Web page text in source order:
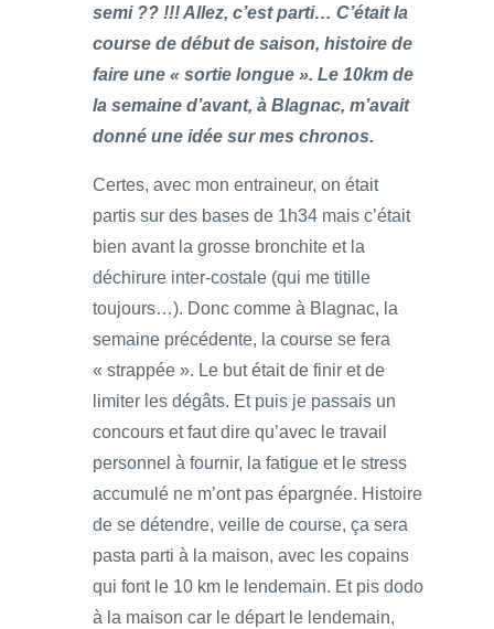
semi ?? !!! Allez, c’est parti… C’était la
course de début de saison, histoire de
faire une « sortie longue ». Le 10km de
la semaine d’avant, à Blagnac, m’avait
donné une idée sur mes chronos.
Certes, avec mon entraineur, on était
partis sur des bases de 1h34 mais c’était
bien avant la grosse bronchite et la
déchirure inter-costale (qui me titille
toujours…). Donc comme à Blagnac, la
semaine précédente, la course se fera
« strappée ». Le but était de finir et de
limiter les dégâts. Et puis je passais un
concours et faut dire qu’avec le travail
personnel à fournir, la fatigue et le stress
accumulé ne m’ont pas épargnée. Histoire
de se détendre, veille de course, ça sera
pasta parti à la maison, avec les copains
qui font le 10 km le lendemain. Et pis dodo
à la maison car le départ le lendemain,